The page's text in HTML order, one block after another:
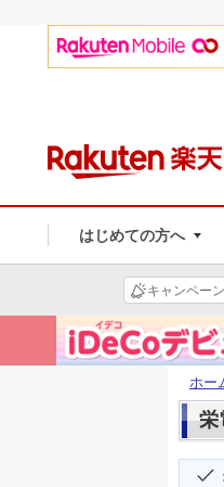
はじめての方へ
キャンペーン
ホー
栄